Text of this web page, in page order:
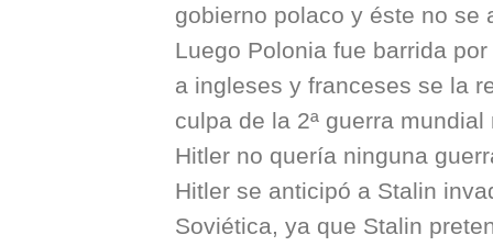
gobierno polaco y éste no se
Luego Polonia fue barrida
a ingleses y franceses se la
culpa de la 2ª guerra
Hitler no quería ninguna
Hitler se anticipó a Stalin
Soviética, ya que Stalin